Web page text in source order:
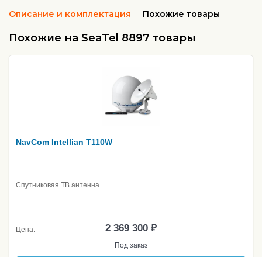
Описание и комплектация Похожие товары
Похожие на SeaTel 8897 товары
NavCom Intellian T110W
Спутниковая ТВ антенна
Цена: 2 369 300 ₽
Под заказ